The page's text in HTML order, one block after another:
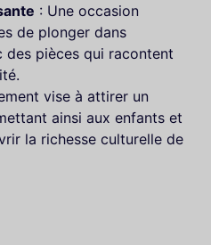
: Une occasion
de plonger dans
pièces qui racontent
vise à attirer un
ainsi aux enfants et
la richesse culturelle de